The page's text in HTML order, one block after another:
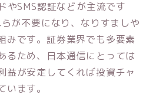
やSMS認証などが主流です
が不要になり、なりすましや
みです。証券業界でも多要素
るため、日本通信にとっては
益が安定してくれば投資チャ
ます。